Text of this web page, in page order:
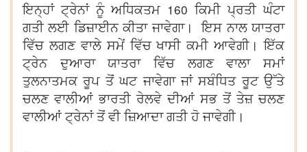
ਇਨ੍ਹਾਂ ਟ੍ਰੇਨਾਂ ਨੂੰ ਅਧਿਕਤਮ 160 ਕਿਮੀ ਪ੍ਰਤੀ ਘੰਟਾ
ਗਤੀ ਲਈ ਡਿਜ਼ਾਈਨ ਕੀਤਾ ਜਾਵੇਗਾ। ਇਸ ਨਾਲ ਯਾਤਰਾ
ਵਿੱਚ ਲਗਣ ਵਾਲੇ ਸਮੇਂ ਵਿੱਚ ਖਾਸੀ ਕਮੀ ਆਵੇਗੀ। ਇੱਕ
ਟ੍ਰੇਨ ਦੁਆਰਾ ਯਾਤਰਾ ਵਿੱਚ ਲਗਣ ਵਾਲਾ ਸਮਾਂ
ਤੁਲਨਾਤਮਕ ਰੂਪ ਤੋਂ ਘਟ ਜਾਵੇਗਾ ਜਾਂ ਸਬੰਧਿਤ ਰੂਟ ਉੱਤੇ
ਚਲਣ ਵਾਲੀਆਂ ਭਾਰਤੀ ਰੇਲਵੇ ਦੀਆਂ ਸਭ ਤੋਂ ਤੇਜ਼ ਚਲਣ
ਵਾਲੀਆਂ ਟ੍ਰੇਨਾਂ ਤੋਂ ਵੀ ਜ਼ਿਆਦਾ ਗਤੀ ਹੋ ਜਾਵੇਗੀ।